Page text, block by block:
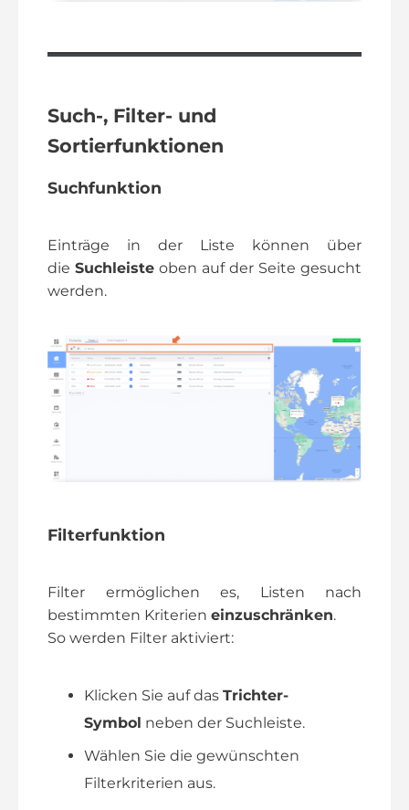
Such-, Filter- und
Sortierfunktionen
Suchfunktion
Einträge in der Liste können über
die Suchleiste oben auf der Seite gesucht
werden.
Filterfunktion
Filter ermöglichen es, Listen nach
bestimmten Kriterien einzuschränken.
So werden Filter aktiviert:
Klicken Sie auf das Trichter-
Symbol neben der Suchleiste.
Wählen Sie die gewünschten
Filterkriterien aus.